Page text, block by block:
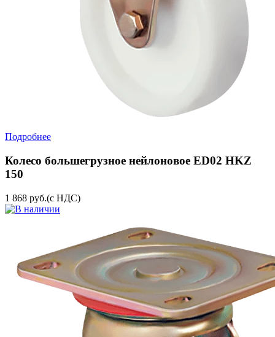
Подробнее
Колесо большегрузное нейлоновое ED02 HKZ
150
1 868 руб.(с НДС)